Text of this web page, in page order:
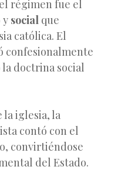
régimen fue el
y social que
católica. El
confesionalmente
doctrina social
la iglesia, la
contó con el
convirtiéndose
del Estado.